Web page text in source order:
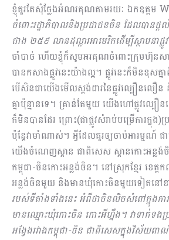
ខ្ញុំគួរតែសុំថ្លែងអំណរគុណតាមរយៈ ឯកឧត្ដម
ចំពោះរដ្ឋាភិបាលនិងប្រជាជនចិន ដែលបានផ្ដ
ជាង ២៥៩ លានដុល្លារអាមេរិកដើម្បីស្ថាបនាផ្លូ
ចាំ​បាច់ ហើយខ្ញុំក៏សូមអរគុណចំពោះក្រុមហ៊ុន
បានកសាងផ្លូវនេះយ៉ាងល្អ។ ផ្លូវនេះក៏មិនខុសគ្
បើសិនជាយើងមើលស្តង់ដារនៃផ្លូវល្បឿនលឿន
គ្នាប៉ុន្មានទេ។ គ្រាន់តែមួយ យើងហៅផ្លូវល្ប
ក៏មិនបានដែរ ព្រោះ(ជាផ្លូវសំរាប់បម្រើការក្នុង)
ប៉ុន្តែវាមាំណាស់។ អ្វីដែលគួរឲ្យចាប់អារម្មណ៍
យើងចំ​ណេញស្ពាន ជាពិសេស ស្ពានកោះអន្លង់
កម្ពុជា-ចិនកោះអន្លង់ចិន។ នៅស្រុកខ្មែរ ខេត្
អន្លង់ចិនមួយ និងមានឃុំកោះចិនមួយទៀតនៅ
របស់ទីតាំងទាំងនេះ អំពីថាចិនលិចសំពៅក្នុងកា
មានឈ្មោះឃុំកោះចិន កោះអីហ្នឹង។ វាទាក់ទងប្
អង្វែងរវាងកម្ពុជា-ចិន ជាពិសេសក្នុងវិស័យពាណិ